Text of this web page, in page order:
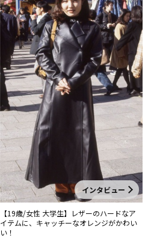
インタビュー
【19歳/女性 大学生】レザーのハードなア
イテムに、キャッチーなオレンジがかわい
い！